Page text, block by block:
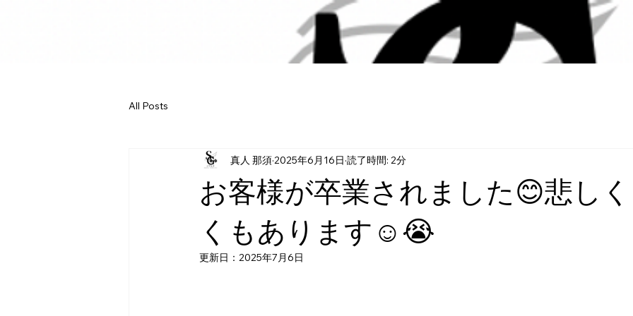
All Posts
お客様が卒業されました😊悲し
くもあります☺️😭
真人 那須 2025年6月16日 読了時間: 2分
更新日： 2025年7月6日